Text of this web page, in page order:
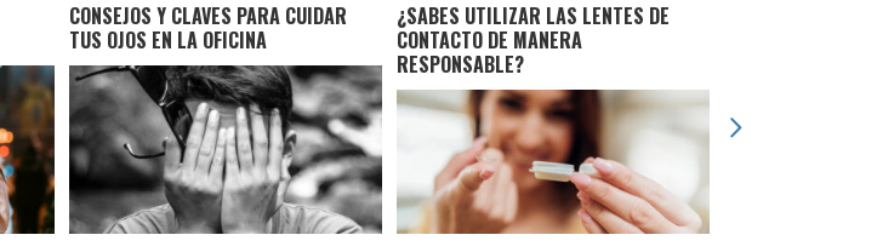
CONSEJOS Y CLAVES PARA CUIDAR
TUS OJOS EN LA OFICINA
¿SABES UTILIZAR LAS LENTES DE
CONTACTO DE MANERA
RESPONSABLE?